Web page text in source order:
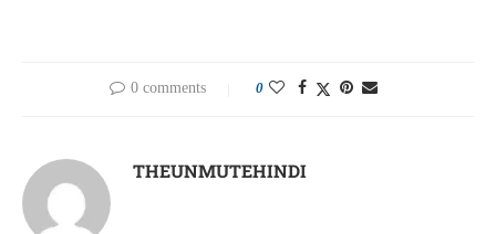
0 comments 0
THEUNMUTEHINDI